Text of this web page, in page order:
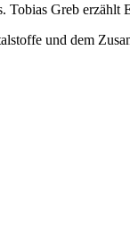
. Tobias Greb erzählt
und dem